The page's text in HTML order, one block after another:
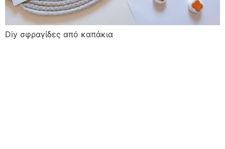
Diy σφραγίδες από καπάκια